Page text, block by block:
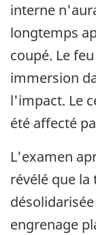
interne
longtemps
coupé. Le
immersion
l'impact. Le
été affecté
L'examen
révélé que
engrenage